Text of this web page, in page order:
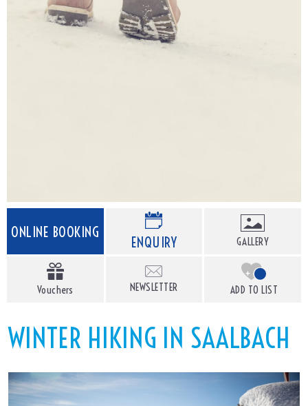
ONLINE BOOKING
ENQUIRY GALLERY
Vouchers NEWSLETTER ADD TO LIST
+
WINTER HIKING IN SAALBACH